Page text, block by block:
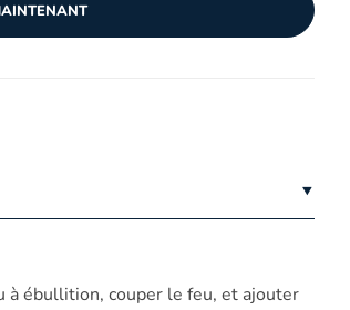
à ébullition, couper le feu, et ajouter